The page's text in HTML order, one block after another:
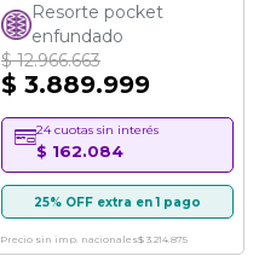
Resorte pocket
enfundado
$ 12.966.663
$ 3.889.999
24 cuotas sin interés
$ 162.084
25% OFF extra en 1 pago
Precio sin imp. nacionales$ 3.214.875